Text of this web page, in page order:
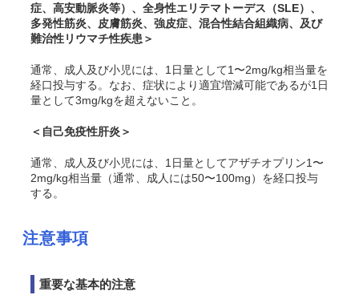
症、高安動脈炎等）、全身性エリテマトーデス（SLE）、
多発性筋炎、皮膚筋炎、強皮症、混合性結合組織病、及び
難治性リウマチ性疾患＞
通常、成人及び小児には、1日量として1〜2mg/kg相当量を
経口投与する。なお、症状により適宜増減可能であるが1日
量として3mg/kgを超えないこと。
＜自己免疫性肝炎＞
通常、成人及び小児には、1日量としてアザチオプリン1〜
2mg/kg相当量（通常、成人には50〜100mg）を経口投与
する。
注意事項
重要な基本的注意